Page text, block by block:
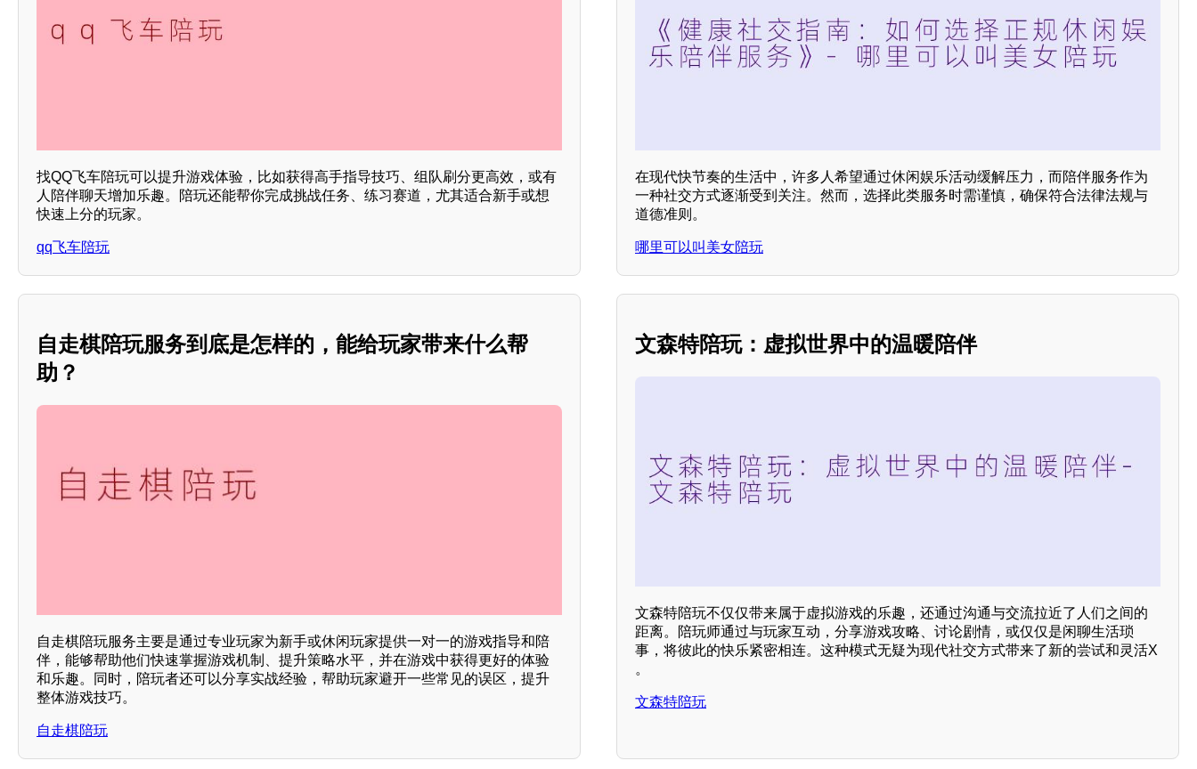
找QQ飞车陪玩可以提升游戏体验，比如获得高手指导技巧、组队刷分更高效，或有
人陪伴聊天增加乐趣。陪玩还能帮你完成挑战任务、练习赛道，尤其适合新手或想
快速上分的玩家。
qq飞车陪玩
在现代快节奏的生活中，许多人希望通过休闲娱乐活动缓解压力，而陪伴服务作为
一种社交方式逐渐受到关注。然而，选择此类服务时需谨慎，确保符合法律法规与
道德准则。
哪里可以叫美女陪玩
自走棋陪玩服务到底是怎样的，能给玩家带来什么帮
助？
自走棋陪玩服务主要是通过专业玩家为新手或休闲玩家提供一对一的游戏指导和陪
伴，能够帮助他们快速掌握游戏机制、提升策略水平，并在游戏中获得更好的体验
和乐趣。同时，陪玩者还可以分享实战经验，帮助玩家避开一些常见的误区，提升
整体游戏技巧。
自走棋陪玩
文森特陪玩：虚拟世界中的温暖陪伴
文森特陪玩不仅仅带来属于虚拟游戏的乐趣，还通过沟通与交流拉近了人们之间的
距离。陪玩师通过与玩家互动，分享游戏攻略、讨论剧情，或仅仅是闲聊生活琐
事，将彼此的快乐紧密相连。这种模式无疑为现代社交方式带来了新的尝试和灵活X
。
文森特陪玩